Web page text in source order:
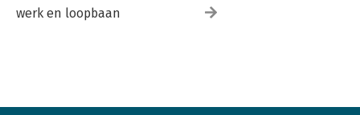
werk en loopbaan